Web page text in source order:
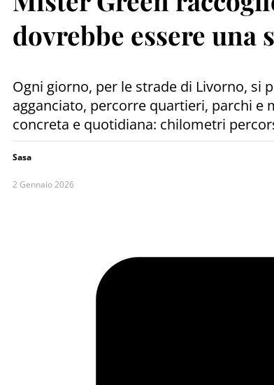
dovrebbe essere
Ogni giorno, per le strade di Livorno, si
agganciato, percorre quartieri, parchi e
concreta e quotidiana: chilometri
Sasa
2 Gennaio 2026